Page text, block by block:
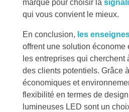
marque pour choisir la
qui vous convient le mieux.
En conclusion, les
offrent une solution économe
les entreprises qui cherchent
des clients potentiels. Grâce
économiques et
flexibilité en termes de
lumineuses LED sont un